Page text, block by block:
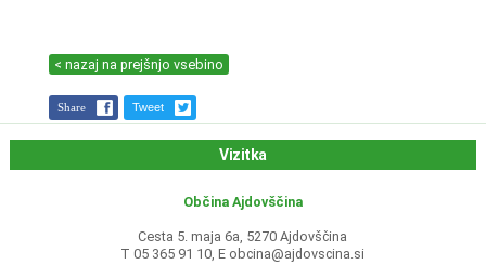
< nazaj na prejšnjo vsebino
Share Tweet
Vizitka
Občina Ajdovščina
Cesta 5. maja 6a, 5270 Ajdovščina
T 05 365 91 10, E obcina@ajdovscina.si